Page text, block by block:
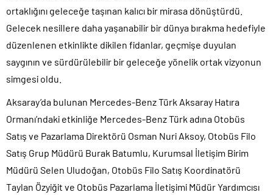
ortaklığını geleceğe taşınan kalıcı bir mirasa dönüştürdü.
Gelecek nesillere daha yaşanabilir bir dünya bırakma hedefiyle
düzenlenen etkinlikte dikilen fidanlar, geçmişe duyulan
saygının ve sürdürülebilir bir geleceğe yönelik ortak vizyonun
simgesi oldu.
Aksaray’da bulunan Mercedes-Benz Türk Aksaray Hatıra
Ormanı’ndaki etkinliğe Mercedes-Benz Türk adına Otobüs
Satış ve Pazarlama Direktörü Osman Nuri Aksoy, Otobüs Filo
Satış Grup Müdürü Burak Batumlu, Kurumsal İletişim Birim
Müdürü Selen Uludoğan, Otobüs Filo Satış Koordinatörü
Taylan Özyiğit ve Otobüs Pazarlama İletişimi Müdür Yardımcısı